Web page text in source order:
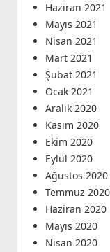
Haziran 2021
Mayıs 2021
Nisan 2021
Mart 2021
Şubat 2021
Ocak 2021
Aralık 2020
Kasım 2020
Ekim 2020
Eylül 2020
Ağustos 2020
Temmuz 2020
Haziran 2020
Mayıs 2020
Nisan 2020